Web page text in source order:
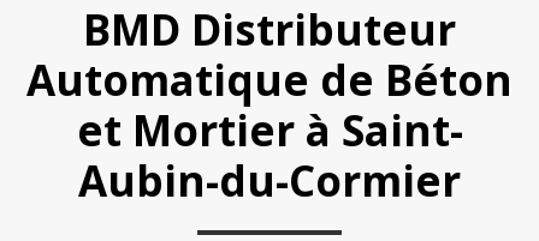
BMD Distributeur
Automatique de Béton
et Mortier à Saint-
Aubin-du-Cormier